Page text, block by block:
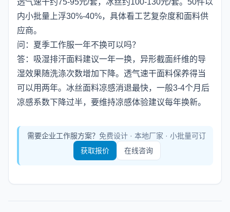
透气速干约75-95元/套，冰丝约100-130元/套。50件以
内小批量上浮30%-40%，具体看工艺复杂度和面料供
应商。
问：夏季工作服一年不换可以吗？
答：吸湿排汗面料建议一年一换，异形截面纤维的导
湿效果随洗涤次数增加下降。透气速干面料保养得当
可以用两年。冰丝面料凉感消退最快，一般3-4个月后
凉感系数下降过半，要维持凉感体验建议每年换新。
需要企业工作服方案？ 免费设计 · 本地厂家 · 小批量可订
获取报价
在线咨询